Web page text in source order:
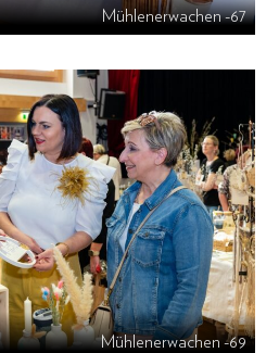
Mühlenerwachen -67
Mühlenerwachen -69